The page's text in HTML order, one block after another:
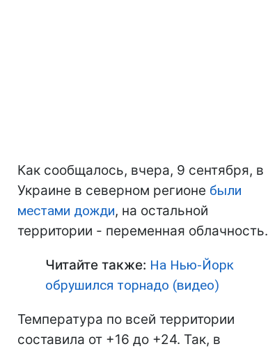
Как сообщалось, вчера, 9 сентября, в
Украине в северном регионе были
местами дожди, на остальной
территории - переменная облачность.
Читайте также: На Нью-Йорк
обрушился торнадо (видео)
Температура по всей территории
составила от +16 до +24. Так, в